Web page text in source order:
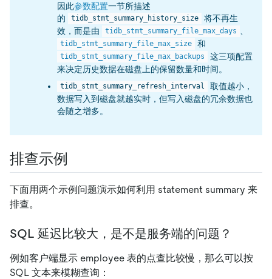
因此参数配置一节所描述
的
tidb_stmt_summary_history_size
将不再生
效，而是由
tidb_stmt_summary_file_max_days
tidb_stmt_summary_file_max_size 和
tidb_stmt_summary_file_max_backups
这三项配置
来决定历史数据在磁盘上的保留数量和时间。
tidb_stmt_summary_refresh_interval
取值越小，
数据写入到磁盘就越实时，但写入磁盘的冗余数据也
会随之增多。
排查示例
下面用两个示例问题演示如何利用 statement summary 来
排查。
SQL 延迟比较大，是不是服务端的问题？
例如客户端显示 employee 表的点查比较慢，那么可以按
SQL 文本来模糊查询：